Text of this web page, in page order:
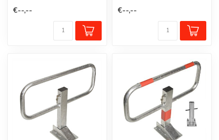
klappaal/parkeerbeug...
€--,--
klappaal/parkeerbeug...
€--,--